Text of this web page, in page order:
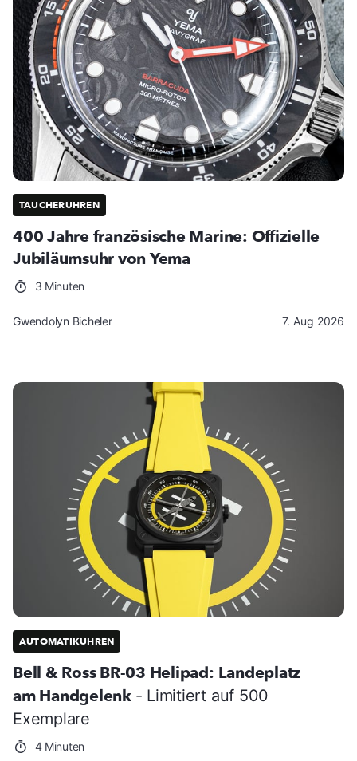
TAUCHERUHREN
400 Jahre französische Marine: Offizielle
Jubiläumsuhr von Yema
3 Minuten
Gwendolyn Bicheler 7. Aug 2026
AUTOMATIKUHREN
Bell & Ross BR-03 Helipad: Landeplatz
am Handgelenk - Limitiert auf 500
Exemplare
4 Minuten